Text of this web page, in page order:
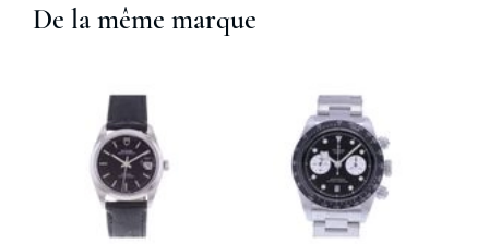
De la même marque